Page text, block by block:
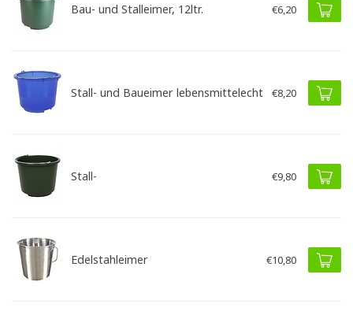
Bau- und Stalleimer, 12ltr. €6,20
Stall- und Baueimer lebensmittelecht €8,20
Stall- €9,80
Edelstahleimer €10,80